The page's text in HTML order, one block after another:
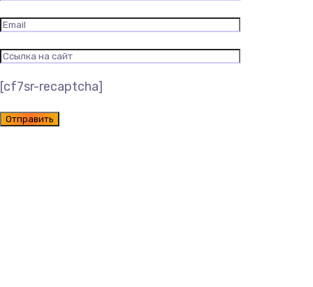
[cf7sr-recaptcha]